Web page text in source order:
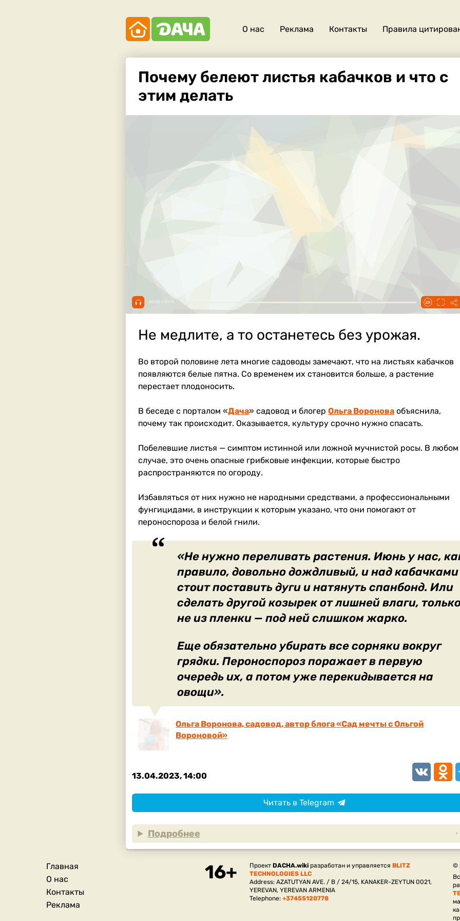
нас
О нас Реклама Контакты Правила
Почему белеют листья кабачков и что с
этим делать
00:00 / 01:11
Не медлите, а то останетесь без урожая.
Во второй половине лета многие садоводы замечают, что на листьях кабачков
появляются белые пятна. Со временем их становится больше, а растение
перестает плодоносить.
В беседе с порталом «Дача» садовод и блогер Ольга Вороноваобъяснила,
почему так происходит. Оказывается, культуру срочно нужно спасать.
Побелевшие листья — симптом истинной или ложной мучнистой росы. В любом
случае, это очень опасные грибковые инфекции, которые быстро
распространяются по огороду.
Избавляться от них нужно не народными средствами, а профессиональными
фунгицидами, в инструкции к которым указано, что они помогают от
пероноспороза и белой гнили.
«Не нужно переливать растения. Июнь у нас,
правило, довольно дождливый, и над кабачками
стоит поставить дуги и натянуть спанбонд. Или
сделать другой козырек от лишней влаги,
не из пленки — под ней слишком жарко.
Еще обязательно убирать все сорняки вокруг
грядки. Пероноспороз поражает в первую
очередь их, а потом уже перекидывается на
овощи».
Ольга Воронова, садовод, автор блога «Сад мечты с Ольгой
Вороновой»
13.04.2023, 14:00 VK
Читать в Telegram
Подробнее
Подвал
Главная
О нас
Контакты
Реклама
Проект DACHA.wikiразработан и управляется BLITZ
TECHNOLOGIES LLC
Address: AZATUTYAN AVE. / B / 24/15, KANAKER-ZEYTUN 0021,
YEREVAN, YEREVAN ARMENIA
Telephone: +37455120778
©